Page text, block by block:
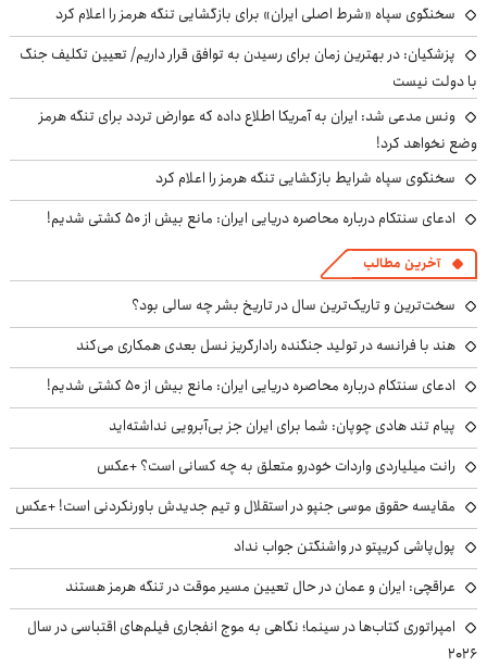
سخنگوی سپاه «شرط اصلی ایران» برای بازگشایی تنگه هرمز را اعلام کرد
پزشکیان‌: در بهترین زمان برای رسیدن به توافق قرار داریم/ تعیین تکلیف جنگ
با دولت نیست
ونس مدعی شد: ایران به آمریکا اطلاع داده که عوارض تردد برای تنگه هرمز
وضع نخواهد کرد!
سخنگوی سپاه شرایط بازگشایی تنگه هرمز را اعلام کرد
ادعای سنتکام درباره محاصره دریایی ایران: مانع بیش از ۵۰ کشتی شدیم!
آخرین مطالب
سخت‌ترین و تاریک‌ترین سال در تاریخ بشر چه سالی بود؟
هند با فرانسه در تولید جنگنده رادارگریز نسل بعدی همکاری می‌کند
ادعای سنتکام درباره محاصره دریایی ایران: مانع بیش از ۵۰ کشتی شدیم!
پیام تند هادی چوپان: شما برای ایران جز بی‌آبرویی نداشته‌اید
رانت میلیاردی واردات خودرو متعلق به چه کسانی است؟ +عکس
مقایسه حقوق موسی جنپو در استقلال و تیم جدیدش باورنکردنی است! +عکس
پول‌پاشی کریپتو در واشنگتن جواب نداد
عراقچی: ایران و عمان در حال تعیین مسیر موقت در تنگه هرمز هستند
امپراتوری کتاب‌ها در سینما؛ نگاهی به موج انفجاری فیلم‌های اقتباسی در سال
۲۰۲۶